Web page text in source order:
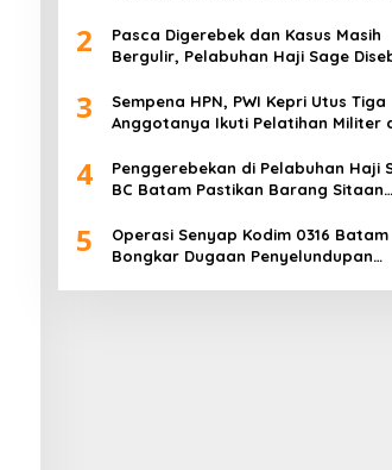
2
Pasca Digerebek dan Kasus Masih
Bergulir, Pelabuhan Haji Sage
Dipertanyakan
3
Sempena HPN, PWI Kepri Utus Tiga
Anggotanya Ikuti Pelatihan Militer
4
Penggerebekan di Pelabuhan Haji
BC Batam Pastikan Barang Sitaan
5
Operasi Senyap Kodim 0316 Batam
Bongkar Dugaan Penyelundupan